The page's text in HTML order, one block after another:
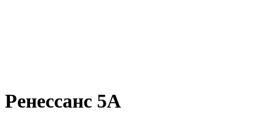
Ренессанс 5A